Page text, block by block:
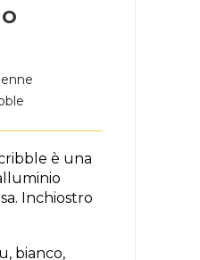
è una
Inchiostro
bianco,